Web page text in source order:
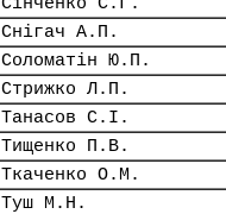
Снігач А.П.
Соломатін Ю.П.
Стрижко Л.П.
Танасов С.І.
Тищенко П.В.
Ткаченко О.М.
Туш М.Н.